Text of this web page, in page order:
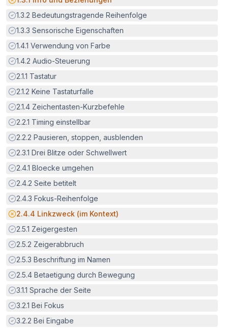
Erfüllt:
1.3.2 Bedeutungstragende Reihenfolge
Erfüllt:
1.3.3 Sensorische Eigenschaften
Erfüllt:
1.4.1 Verwendung von Farbe
Erfüllt:
1.4.2 Audio-Steuerung
Erfüllt:
2.1.1 Tastatur
Erfüllt:
2.1.2 Keine Tastaturfalle
Erfüllt:
2.1.4 Zeichentasten-Kurzbefehle
Erfüllt:
2.2.1 Timing einstellbar
Erfüllt:
2.2.2 Pausieren, stoppen, ausblenden
Erfüllt:
2.3.1 Drei Blitze oder Schwellwert
Erfüllt:
2.4.1 Bloecke umgehen
Erfüllt:
2.4.2 Seite betitelt
Erfüllt:
2.4.3 Fokus-Reihenfolge
Potenzielle Barriere:
2.4.4 Linkzweck (im Kontext)
Erfüllt:
2.5.1 Zeigergesten
Erfüllt:
2.5.2 Zeigerabbruch
Erfüllt:
2.5.3 Beschriftung im Namen
Erfüllt:
2.5.4 Betaetigung durch Bewegung
Erfüllt:
3.1.1 Sprache der Seite
Erfüllt:
3.2.1 Bei Fokus
Erfüllt:
3.2.2 Bei Eingabe